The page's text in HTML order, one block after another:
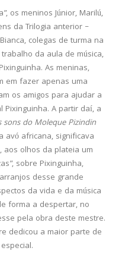
os meninos Júnior, Marilú,
da Trilogia anterior –
colegas de turma na
da aula de música,
As meninas,
em fazer apenas uma
os amigos para ajudar a
Pixinguinha. A partir daí, a
sons do Moleque Pizindin
avó africana, significava
aos olhos da plateia um
sobre Pixinguinha,
desse grande
da vida e da música
forma a despertar, no
pela obra deste mestre.
dedicou a maior parte de